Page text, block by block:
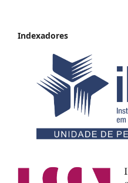
Indexadores